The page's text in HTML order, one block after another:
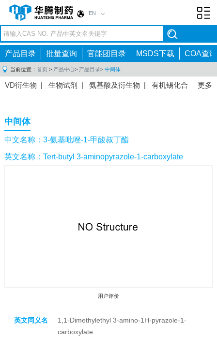
EN
产品目录 批量查询 官能团目录 MSDS下载 COA查询
当前位置： 首页 > 产品中心> 产品目录> 中间体
更多
VD衍生物 | 生物试剂 | 氨基酸及衍生物 | 有机锡化合
间体|
感染药物中间体
体 |抗精神病药物中间体 |抗炎药物中间体
药中间体|其他原料药中间体|
中间体
中文名称：3-氨基吡唑-1-甲酸叔丁酯
英文名称：Tert-butyl 3-aminopyrazole-1-carboxylate
用户评价
英文同义名
1,1-Dimethylethyl 3-amino-1H-pyrazole-1-
carboxylate